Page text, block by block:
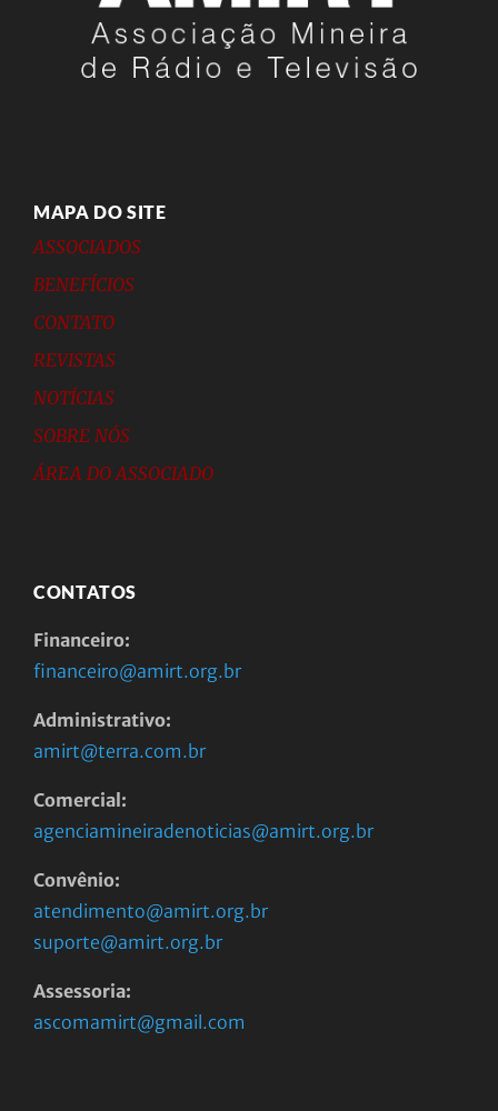
MAPA DO SITE
ASSOCIADOS
BENEFÍCIOS
CONTATO
REVISTAS
NOTÍCIAS
SOBRE NÓS
ÁREA DO ASSOCIADO
CONTATOS
Financeiro:
financeiro@amirt.org.br
Administrativo:
amirt@terra.com.br
Comercial:
agenciamineiradenoticias@amirt.org.br
Convênio:
atendimento@amirt.org.br
suporte@amirt.org.br
Assessoria:
ascomamirt@gmail.com